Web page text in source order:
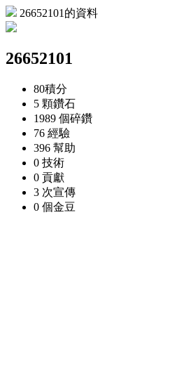
26652101的資料
26652101
80積分
5 顆鑽石
1989 個碎鑽
76 經驗
396 幫助
0 技術
0 貢獻
3 次宣傳
0 個金豆